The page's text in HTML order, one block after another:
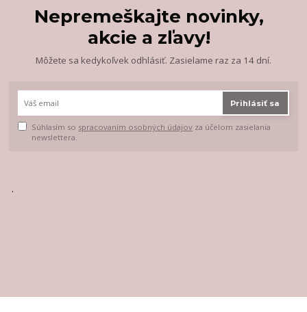
Nepremeškajte novinky,
akcie a zľavy!
Môžete sa kedykoľvek odhlásiť. Zasielame raz za 14 dní.
Prihlásiť sa
Súhlasím so spracovaním osobných údajov za účelom zasielania
newslettera.
.